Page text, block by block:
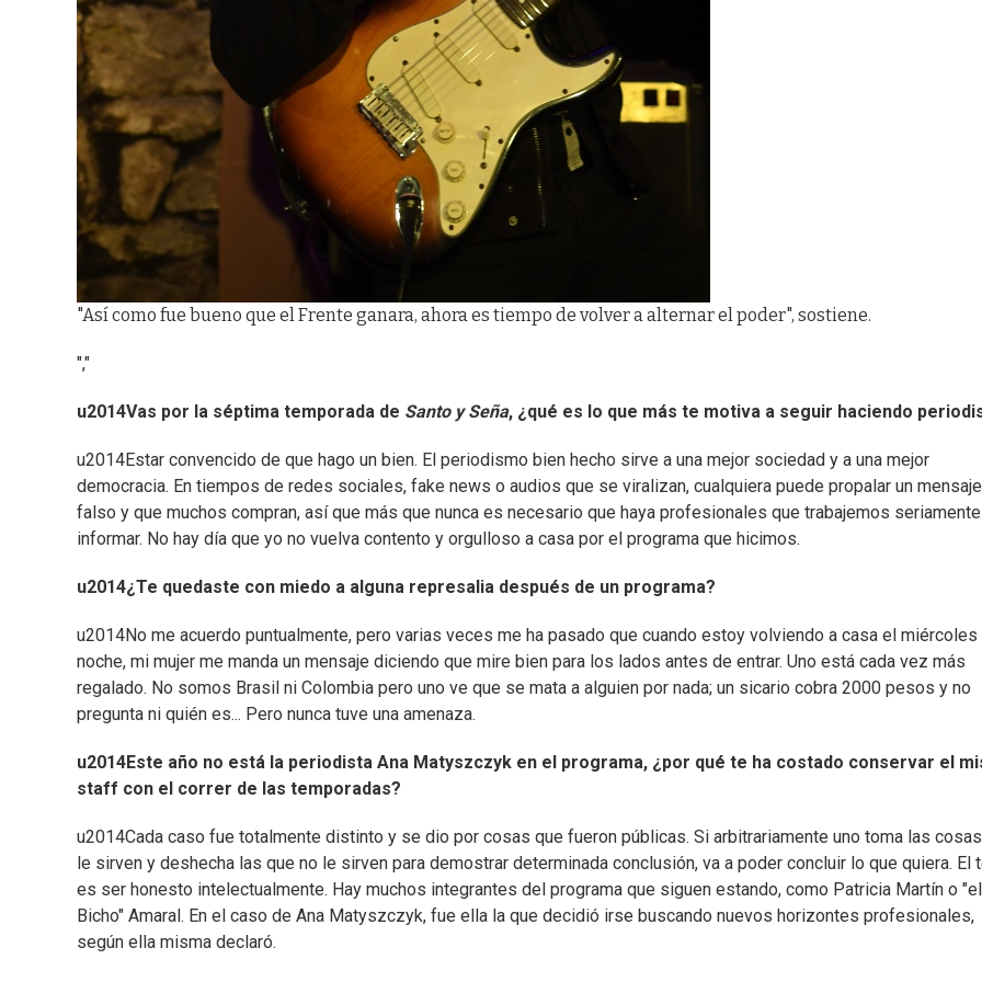
"Así como fue bueno que el Frente ganara, ahora es tiempo de volver a alternar el poder", sostiene.
","
u2014Vas por la séptima temporada de Santoy Seña, ¿qué es lo que más te motiva a seguir haciendo
u2014Estar convencido de que hago un bien. El periodismo bien hecho sirve a una mejor sociedad y a una mejor
democracia. En tiempos de redes sociales, fake news o audios que se viralizan, cualquiera puede propalar un mensaje
falso y que muchos compran, así que más que nunca es necesario que haya profesionales que trabajemos
informar. No hay día que yo no vuelva contento y orgulloso a casa por el programa que hicimos.
u2014¿Te quedaste con miedo a alguna represalia después de un programa?
u2014No me acuerdo puntualmente, pero varias veces me ha pasado que cuando estoy volviendo a casa el miércoles
noche, mi mujer me manda un mensaje diciendo que mire bien para los lados antes de entrar. Uno está cada vez más
regalado. No somos Brasil ni Colombia pero uno ve que se mata a alguien por nada; un sicario cobra 2000 pesos y no
pregunta ni quién es... Pero nunca tuve una amenaza.
u2014Este año no está la periodista Ana Matyszczyk en el programa, ¿por qué te ha costado conservar el
staff con el correr de las temporadas?
u2014Cada caso fue totalmente distinto y se dio por cosas que fueron públicas. Si arbitrariamente uno toma las
le sirven y deshecha las que no le sirven para demostrar determinada conclusión, va a poder concluir lo que quiera. El
es ser honesto intelectualmente. Hay muchos integrantes del programa que siguen estando, como Patricia Martín o "el
Bicho" Amaral. En el caso de Ana Matyszczyk, fue ella la que decidió irse buscando nuevos horizontes profesionales,
según ella misma declaró.